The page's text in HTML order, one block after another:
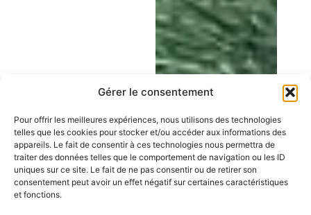
Gérer le consentement
Pour offrir les meilleures expériences, nous utilisons des technologies
telles que les cookies pour stocker et/ou accéder aux informations des
appareils. Le fait de consentir à ces technologies nous permettra de
traiter des données telles que le comportement de navigation ou les ID
uniques sur ce site. Le fait de ne pas consentir ou de retirer son
consentement peut avoir un effet négatif sur certaines caractéristiques
et fonctions.